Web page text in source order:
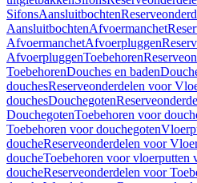
SifonsAansluitbochten
AansluitbochtenAfvoermanchet
AfvoermanchetAfvoerpluggen
AfvoerpluggenToebehoren
ToebehorenDouches en baden
douchesReserveonderdelen voor
douchesDouchegoten
DouchegotenToebehoren voor
Toebehoren voor douchegoten
doucheReserveonderdelen voor
doucheToebehoren voor vloerputten
doucheReserveonderdelen voor